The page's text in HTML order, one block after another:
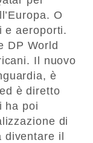
O
e aeroporti.
DP World
Il nuovo
è
è diretto
ha poi
di
diventare il